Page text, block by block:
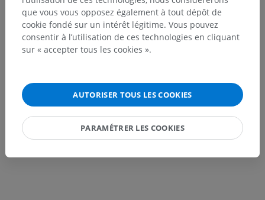
Vous avez vu une erreur ?
N’hésitez pas à nous suggérer une correction, une
traduction, une amélioration de contenu.
TÉLÉCHARGEZ L'APPLI
que vous vous opposez également à tout dépôt de
cookie fondé sur un intérêt légitime. Vous pouvez
consentir à l’utilisation de ces technologies en cliquant
sur « accepter tous les cookies ».
AUTORISER TOUS LES COOKIES
PARAMÉTRER LES COOKIES